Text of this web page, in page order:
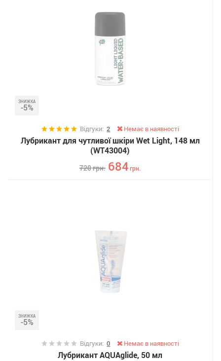
ЗНИЖКА
-5%
Відгуки:2 Немає в наявності
Лубрикант для чутливої ​​шкіри Wet Light, 148 мл
(WT43004)
720грн. 684грн.
ЗНИЖКА
-5%
Відгуки:0 Немає в наявності
Лубрикант AQUAglide, 50 мл